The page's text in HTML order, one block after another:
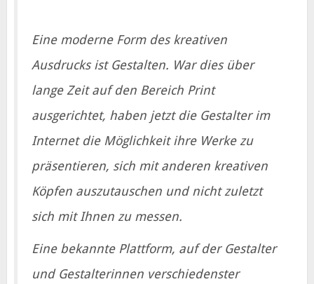
Eine moderne Form des kreativen
Ausdrucks ist Gestalten. War dies über
lange Zeit auf den Bereich Print
ausgerichtet, haben jetzt die Gestalter im
Internet die Möglichkeit ihre Werke zu
präsentieren, sich mit anderen kreativen
Köpfen auszutauschen und nicht zuletzt
sich mit Ihnen zu messen.
Eine bekannte Plattform, auf der Gestalter
und Gestalterinnen verschiedenster